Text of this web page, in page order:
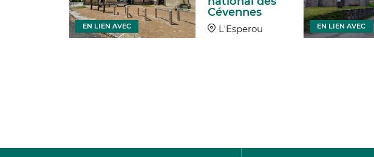
Cévennes
L'Esperou
EN LIEN AVEC EN LIEN AVEC